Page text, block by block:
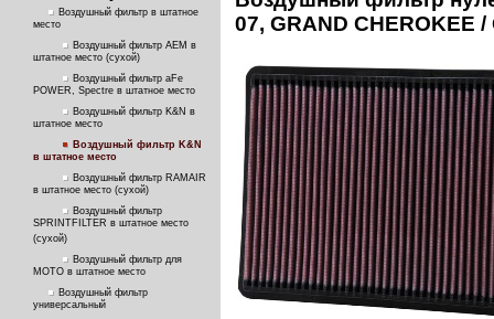
Воздушный фильтр в штатное
место
Воздушный фильтр AEM в
штатное место (сухой)
Воздушный фильтр aFe
POWER, Spectre в штатное место
Воздушный фильтр K&N в
штатное место
Воздушный фильтр K&N
в штатное место
Воздушный фильтр RAMAIR
в штатное место (сухой)
Воздушный фильтр
SPRINTFILTER в штатное место
(сухой)
Воздушный фильтр для
МОТО в штатное место
Воздушный фильтр
универсальный
07, GRAND CHEROKEE /